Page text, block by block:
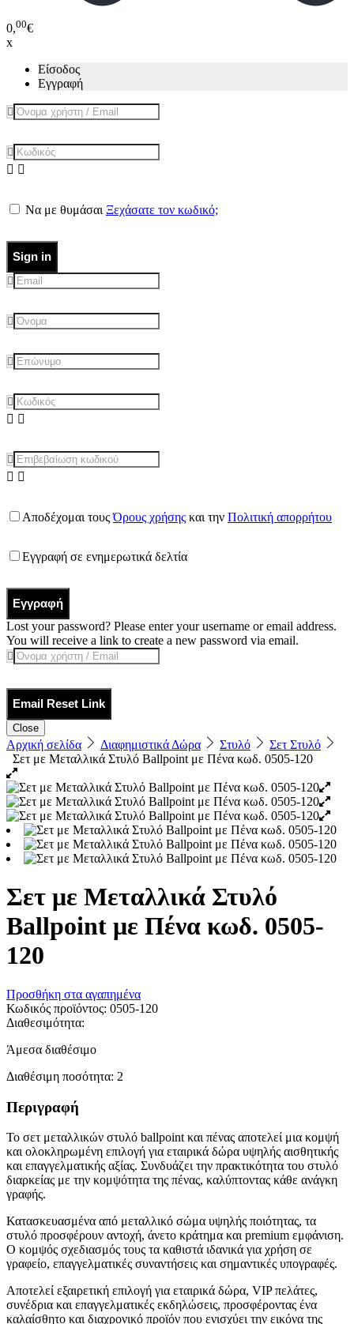
0,00€
x
Είσοδος
Εγγραφή
Να με θυμάσαι Ξεχάσατε τον κωδικό;
Sign in
Αποδέχομαι τουςΌρους χρήσης και την Πολιτική απορρήτου
Εγγραφή σε ενημερωτικά δελτία
Εγγραφή
Lost your password? Please enter your username or email address.
You will receive a link to create a new password via email.
Email Reset Link
Close
Αρχική σελίδα Διαφημιστικά Δώρα Στυλό
Σετ Στυλό
Σετ με Μεταλλικά Στυλό Ballpoint με Πένα κωδ. 0505-120
Σετ με Μεταλλικά Στυλό
Ballpoint με Πένα κωδ. 0505-
120
Προσθήκη στα αγαπημένα
Κωδικός προϊόντος: 0505-120
Διαθεσιμότητα:
Άμεσα διαθέσιμο
Διαθέσιμη ποσότητα: 2
Περιγραφή
Το σετ μεταλλικών στυλό ballpoint και πένας αποτελεί μια κομψή
και ολοκληρωμένη επιλογή για εταιρικά δώρα υψηλής αισθητικής
και επαγγελματικής αξίας. Συνδυάζει την πρακτικότητα του στυλό
διαρκείας με την κομψότητα της πένας, καλύπτοντας κάθε ανάγκη
γραφής.
Κατασκευασμένα από μεταλλικό σώμα υψηλής ποιότητας, τα
στυλό προσφέρουν αντοχή, άνετο κράτημα και premium εμφάνιση.
Ο κομψός σχεδιασμός τους τα καθιστά ιδανικά για χρήση σε
γραφείο, επαγγελματικές συναντήσεις και σημαντικές υπογραφές.
Αποτελεί εξαιρετική επιλογή για εταιρικά δώρα, VIP πελάτες,
συνέδρια και επαγγελματικές εκδηλώσεις, προσφέροντας ένα
καλαίσθητο και διαχρονικό προϊόν που ενισχύει την εικόνα της